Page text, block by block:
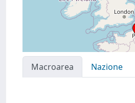
Macroarea Nazione